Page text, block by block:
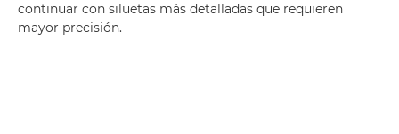
continuar con siluetas más detalladas que requieren
mayor precisión.